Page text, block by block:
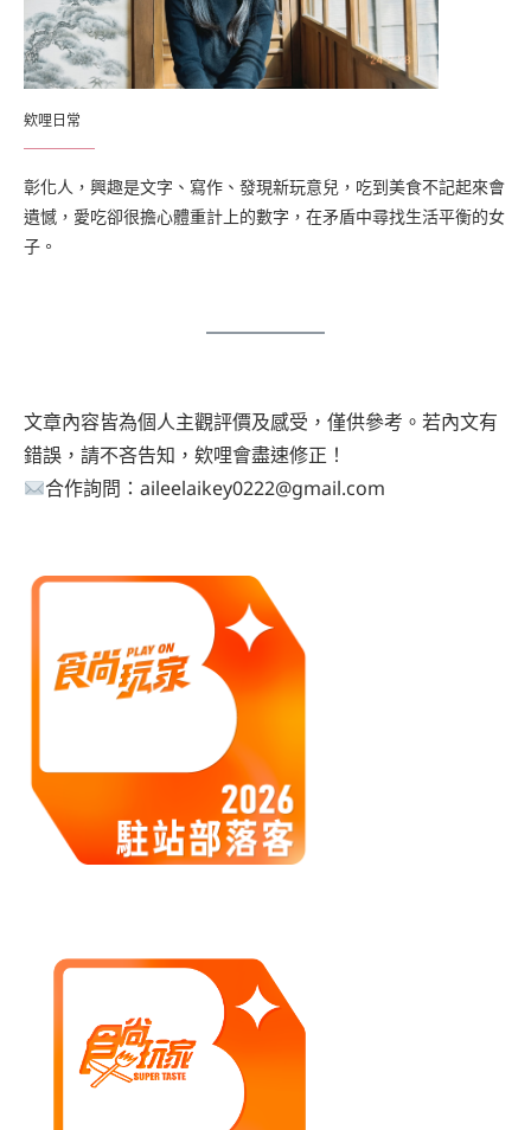
欸哩日常
彰化人，興趣是文字、寫作、發現新玩意兒，吃到美食不記起來會
遺憾，愛吃卻很擔心體重計上的數字，在矛盾中尋找生活平衡的女
子。
文章內容皆為個人主觀評價及感受，僅供參考。若內文有
錯誤，請不吝告知，欸哩會盡速修正！
合作詢問：aileelaikey0222@gmail.com